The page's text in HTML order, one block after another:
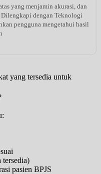
yang menjamin akurasi, dan
Dilengkapi dengan Teknologi
pengguna mengetahui hasil
yang tersedia untuk
tersedia)
pasien BPJS